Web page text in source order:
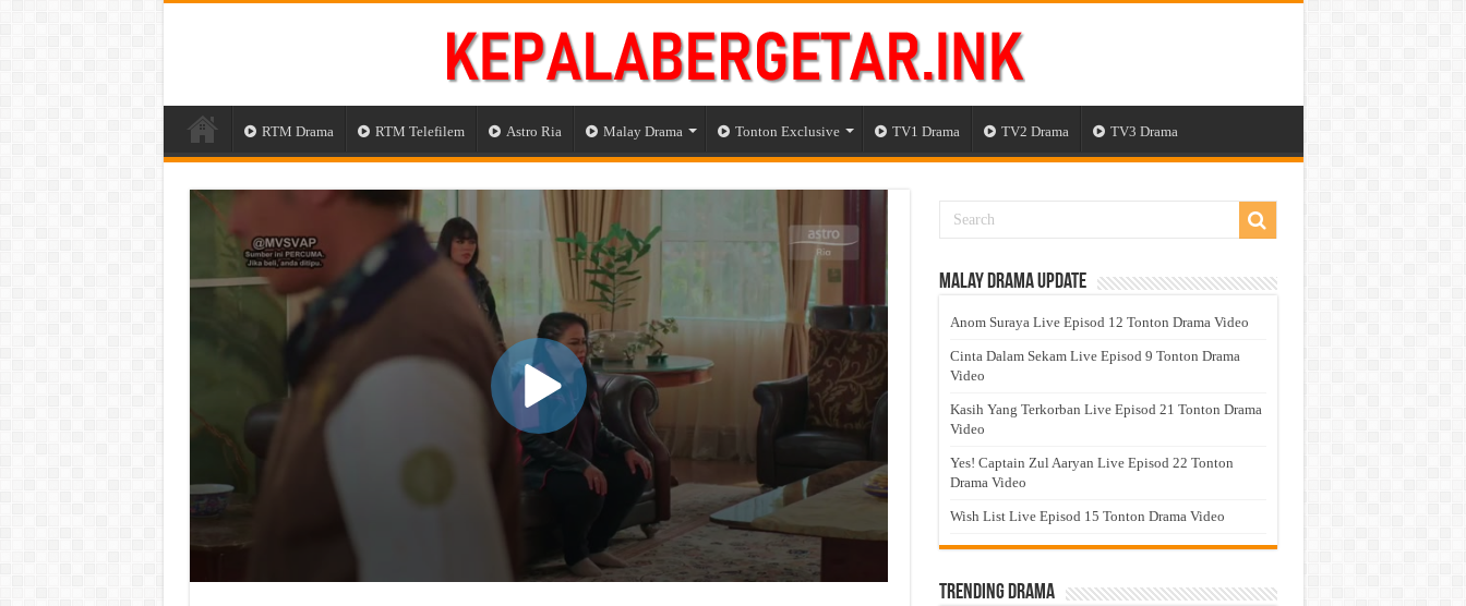
RTM Drama RTM Telefilem Astro Ria Malay Drama Tonton Exclusive TV1 Drama TV2 Drama TV3 Drama
Malay Drama Update
Anom Suraya Live Episod 12 Tonton Drama Video
Cinta Dalam Sekam Live Episod 9 Tonton Drama
Video
Kasih Yang Terkorban Live Episod 21 Tonton Drama
Video
Yes! Captain Zul Aaryan Live Episod 22 Tonton
Drama Video
Wish List Live Episod 15 Tonton Drama Video
Trending Drama